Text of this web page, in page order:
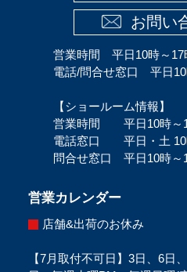
お問い
営業時間 平日10時～17
電話/問合せ窓口 平日10
【ショールーム情報】
営業時間 平日10時～
電話窓口 平日・土 10
問合せ窓口 平日10時～
営業カレンダー
店舗&出荷のお休み
【7月取付不可日】3日、6日